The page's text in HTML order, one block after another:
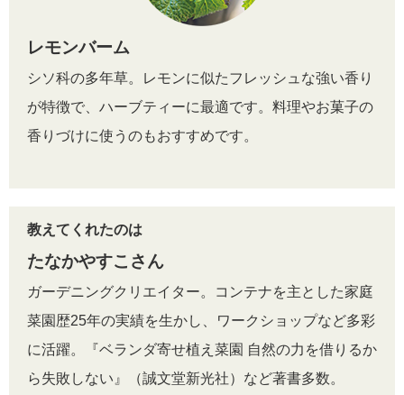
レモンバーム
シソ科の多年草。レモンに似たフレッシュな強い香り
が特徴で、ハーブティーに最適です。料理やお菓子の
香りづけに使うのもおすすめです。
教えてくれたのは
たなかやすこさん
ガーデニングクリエイター。コンテナを主とした家庭
菜園歴25年の実績を生かし、ワークショップなど多彩
に活躍。『ベランダ寄せ植え菜園 自然の力を借りるか
ら失敗しない』（誠文堂新光社）など著書多数。